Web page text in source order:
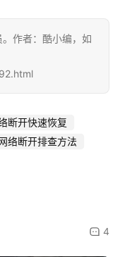
作者：酷小编，如
断开快速恢复
络断开排查方法
4